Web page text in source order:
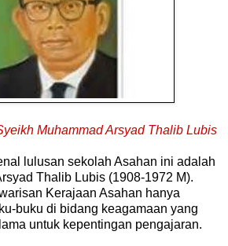
Muhammad Arsyad Thalib Lubis
lulusan sekolah Asahan ini adalah
Thalib Lubis (1908-1972 M).
Kerajaan Asahan hanya
buku di bidang keagamaan yang
untuk kepentingan pengajaran.